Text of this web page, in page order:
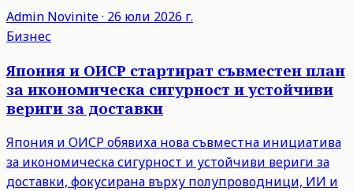
Admin Novinite· 26 юли 2026 г.
Бизнес
Япония и ОИСР стартират съвместен план
за икономическа сигурност и устойчиви
вериги за доставки
Япония и ОИСР обявиха нова съвместна инициатива
за икономическа сигурност и устойчиви вериги за
доставки, фокусирана върху полупроводници, ИИ и